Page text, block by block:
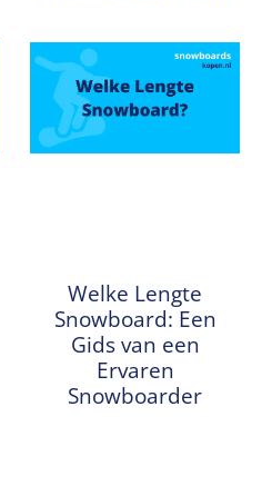
Welke Lengte
Snowboard: Een
Gids van een
Ervaren
Snowboarder